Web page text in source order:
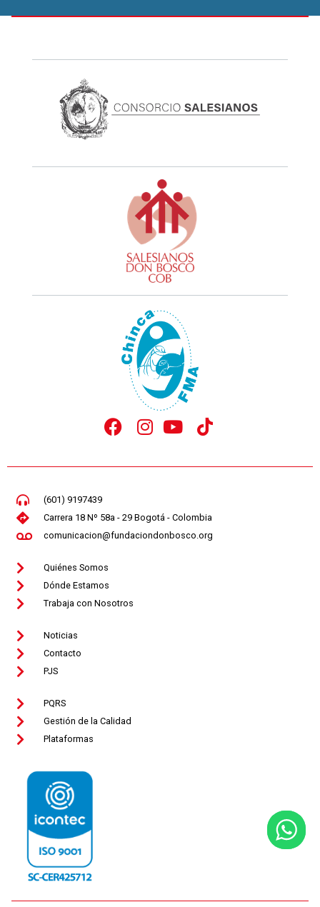
(601) 9197439
Carrera 18 Nº 58a - 29 Bogotá - Colombia
comunicacion@fundaciondonbosco.org
Quiénes Somos
Dónde Estamos
Trabaja con Nosotros
Noticias
Contacto
PJS
PQRS
Gestión de la Calidad
Plataformas